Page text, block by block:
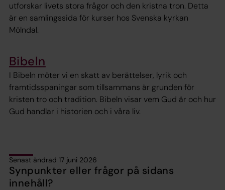
utforskar livets stora frågor och den kristna tron. Detta
är en samlingssida för kurser hos Svenska kyrkan
Mölndal.
Bibeln
I Bibeln möter vi en skatt av berättelser, lyrik och
framtidsspaningar som tillsammans är grunden för
kristen tro och tradition. Bibeln visar vem Gud är och hur
Gud handlar i historien och i våra liv.
Senast ändrad 17 juni 2026
Synpunkter eller frågor på sidans
innehåll?